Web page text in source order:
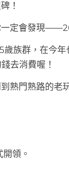
！
定會發現
歲族群，在今
去消費喔！
熟門熟路的
領。